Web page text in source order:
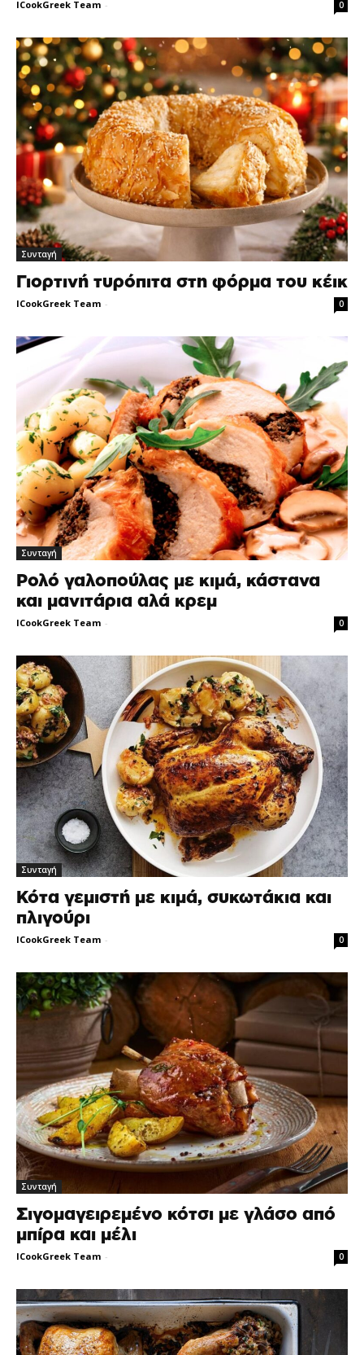
ICookGreek Team - 0
Συνταγή
Γιορτινή τυρόπιτα στη φόρμα του κέικ
ICookGreek Team - 0
Συνταγή
Ρολό γαλοπούλας με κιμά, κάστανα
και μανιτάρια αλά κρεμ
ICookGreek Team - 0
Συνταγή
Κότα γεμιστή με κιμά, συκωτάκια και
πλιγούρι
ICookGreek Team - 0
Συνταγή
Σιγομαγειρεμένο κότσι με γλάσο από
μπίρα και μέλι
ICookGreek Team - 0